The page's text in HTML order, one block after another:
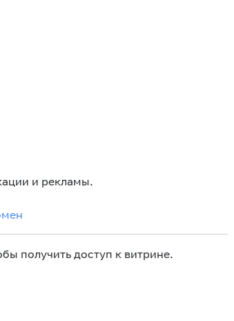
и рекламы.
получить доступ к витрине.